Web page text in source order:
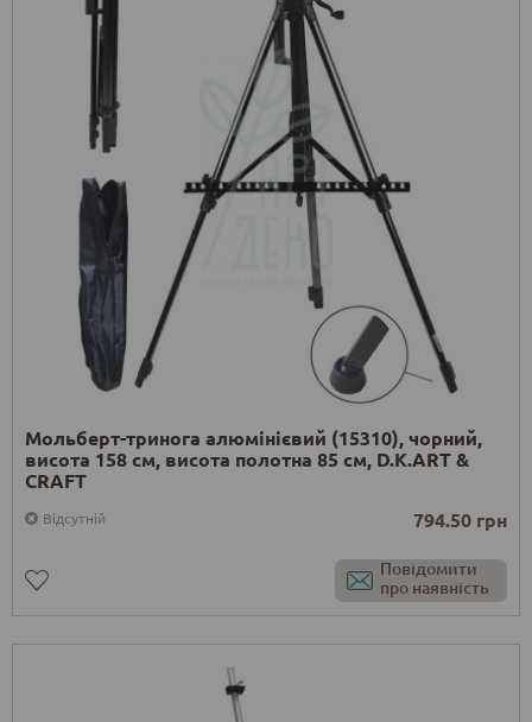
Мольберт-тринога алюмінієвий (15310), чорний,
висота 158 см, висота полотна 85 см, D.K.ART &
CRAFT
Відсутній 794.50 грн
Повідомити
про наявність